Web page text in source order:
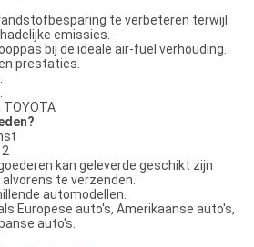
te verbeteren terwijl
emissies.
bij de ideale air-fuel verhouding.
prestaties.
TOYOTA
kan geleverde geschikt zijn
te verzenden.
automodellen.
Europese auto's, Amerikaanse auto's,
auto's.